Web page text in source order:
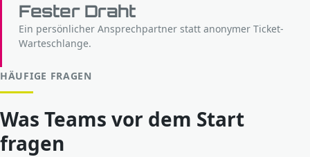
Fester Draht
Ein persönlicher Ansprechpartner statt anonymer Ticket-
Warteschlange.
HÄUFIGE FRAGEN
Was Teams vor dem Start
fragen